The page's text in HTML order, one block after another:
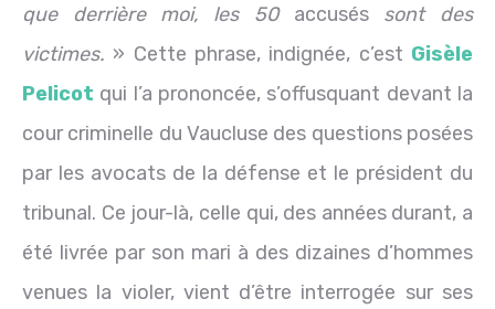
que derrière moi, les 50 accuséssont des
victimes. » Cette phrase, indignée, c’est Gisèle
Pelicot qui l’a prononcée, s’offusquant devant la
cour criminelle du Vaucluse des questions posées
par les avocats de la défense et le président du
tribunal. Ce jour-là, celle qui, des années durant, a
été livrée par son mari à des dizaines d’hommes
venues la violer, vient d’être interrogée sur ses